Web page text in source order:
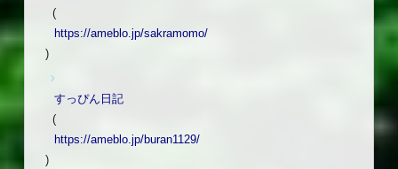
(
https://ameblo.jp/sakramomo/
)
すっぴん日記
(
https://ameblo.jp/buran1129/
)